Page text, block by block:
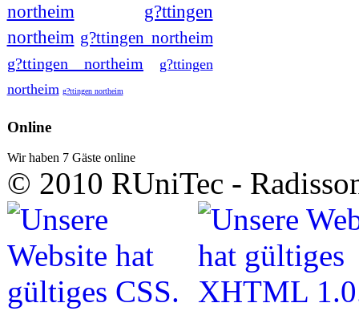
northeim
g?ttingen
northeim g?ttingen northeim
g?ttingen northeim
g?ttingen
northeim g?ttingen northeim
Online
Wir haben 7 Gäste online
© 2010 RUniTec -